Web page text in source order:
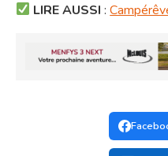
LIRE AUSSI :